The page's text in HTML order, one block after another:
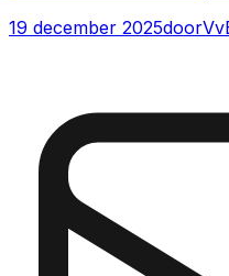
19 december 2025door